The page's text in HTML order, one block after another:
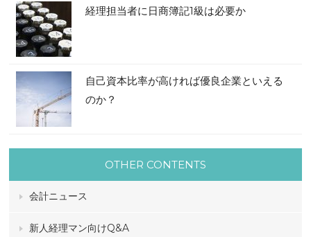
経理担当者に日商簿記1級は必要か
自己資本比率が高ければ優良企業といえる
のか？
OTHER CONTENTS
会計ニュース
新人経理マン向けQ&A